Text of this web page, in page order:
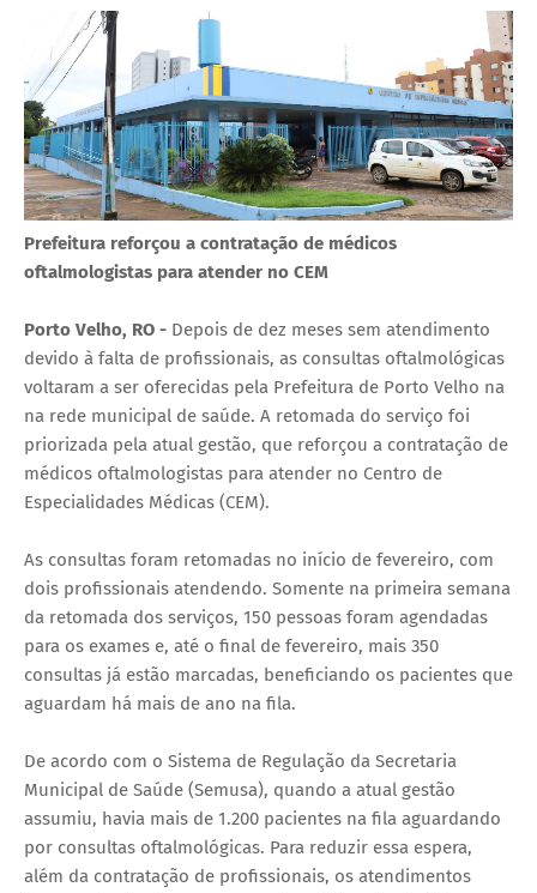
Prefeitura reforçou a contratação de médicos
oftalmologistas para atender no CEM
Porto Velho, RO - Depois de dez meses sem atendimento
devido à falta de profissionais, as consultas oftalmológicas
voltaram a ser oferecidas pela Prefeitura de Porto Velho na
na rede municipal de saúde. A retomada do serviço foi
priorizada pela atual gestão, que reforçou a contratação de
médicos oftalmologistas para atender no Centro de
Especialidades Médicas (CEM).
As consultas foram retomadas no início de fevereiro, com
dois profissionais atendendo. Somente na primeira semana
da retomada dos serviços, 150 pessoas foram agendadas
para os exames e, até o final de fevereiro, mais 350
consultas já estão marcadas, beneficiando os pacientes que
aguardam há mais de ano na fila.
De acordo com o Sistema de Regulação da Secretaria
Municipal de Saúde (Semusa), quando a atual gestão
assumiu, havia mais de 1.200 pacientes na fila aguardando
por consultas oftalmológicas. Para reduzir essa espera,
além da contratação de profissionais, os atendimentos